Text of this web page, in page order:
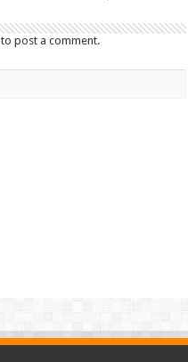
to post a comment.